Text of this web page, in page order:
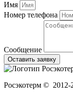
Имя
Номер телефона
Сообщение
Оставить заявку
Росэкотерм ©